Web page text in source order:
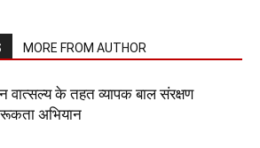
MORE FROM AUTHOR
वात्सल्य के तहत व्यापक बाल संरक्षण
अभियान